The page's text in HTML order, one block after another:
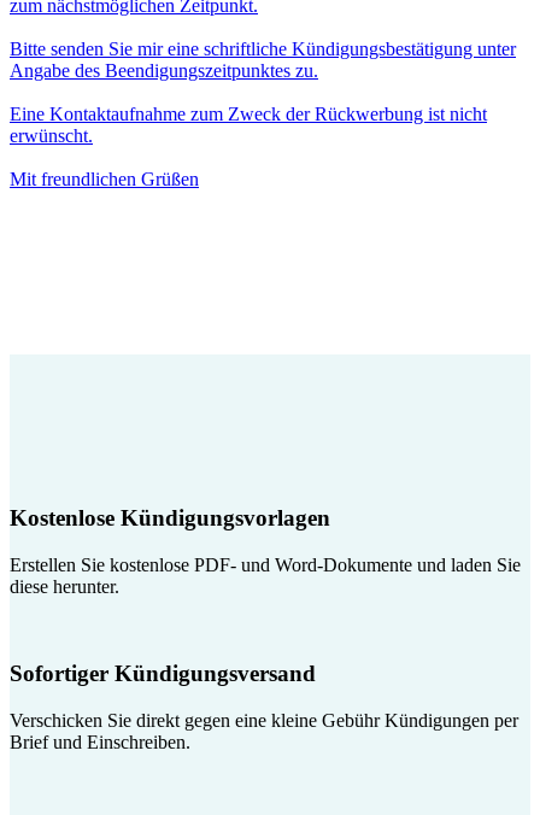
zum nächstmöglichen Zeitpunkt.
Bitte senden Sie mir eine schriftliche Kündigungsbestätigung unter
Angabe des Beendigungszeitpunktes zu.
Eine Kontaktaufnahme zum Zweck der Rückwerbung ist nicht
erwünscht.
Mit freundlichen Grüßen
Kostenlose Kündigungsvorlagen
Erstellen Sie kostenlose PDF- und Word-Dokumente und laden Sie
diese herunter.
Sofortiger Kündigungsversand
Verschicken Sie direkt gegen eine kleine Gebühr Kündigungen per
Brief und Einschreiben.